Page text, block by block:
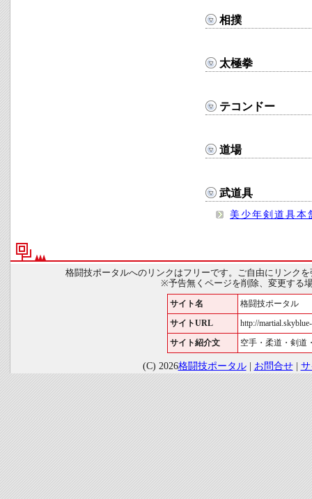
相撲
太極拳
テコンドー
道場
武道具
美少年剣道具本
格闘技ポータルへのリンクはフリーです。ご自由にリンク
※予告無くページを削除、変更する
サイト名 格闘技ポータル
サイトURL http://
サイト紹介文 空手・柔道・剣道
(C) 2026格闘技ポータル| お問合せ|